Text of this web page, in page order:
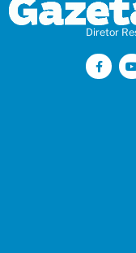
Diretor